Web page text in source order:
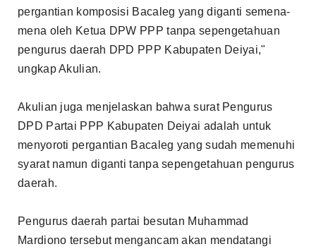
pergantian komposisi Bacaleg yang diganti semena-
mena oleh Ketua DPW PPP tanpa sepengetahuan
pengurus daerah DPD PPP Kabupaten Deiyai,"
ungkap Akulian.
Akulian juga menjelaskan bahwa surat Pengurus
DPD Partai PPP Kabupaten Deiyai adalah untuk
menyoroti pergantian Bacaleg yang sudah memenuhi
syarat namun diganti tanpa sepengetahuan pengurus
daerah.
Pengurus daerah partai besutan Muhammad
Mardiono tersebut mengancam akan mendatangi